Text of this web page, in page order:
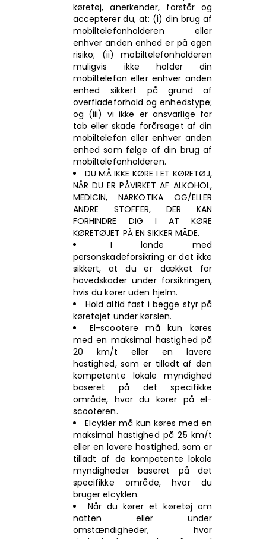
køretøj, anerkender, forstår og
accepterer du, at: (i) din brug af
mobiltelefonholderen eller
enhver anden enhed er på egen
risiko; (ii) mobiltelefonholderen
muligvis ikke holder din
mobiltelefon eller enhver anden
enhed sikkert på grund af
overfladeforhold og enhedstype;
og (iii) vi ikke er ansvarlige for
tab eller skade forårsaget af din
mobiltelefon eller enhver anden
enhed som følge af din brug af
mobiltelefonholderen.
DU MÅ IKKE KØRE I ET KØRETØJ,
NÅR DU ER PÅVIRKET AF ALKOHOL,
MEDICIN, NARKOTIKA OG/ELLER
ANDRE STOFFER, DER KAN
FORHINDRE DIG I AT KØRE
KØRETØJET PÅ EN SIKKER MÅDE.
I lande med
personskadeforsikring er det ikke
sikkert, at du er dækket for
hovedskader under forsikringen,
hvis du kører uden hjelm.
Hold altid fast i begge styr på
køretøjet under kørslen.
El-scootere må kun køres
med en maksimal hastighed på
20 km/t eller en lavere
hastighed, som er tilladt af den
kompetente lokale myndighed
baseret på det specifikke
område, hvor du kører på el-
scooteren.
Elcykler må kun køres med en
maksimal hastighed på 25 km/t
eller en lavere hastighed, som er
tilladt af de kompetente lokale
myndigheder baseret på det
specifikke område, hvor du
bruger elcyklen.
Når du kører et køretøj om
natten eller under
omstændigheder, hvor